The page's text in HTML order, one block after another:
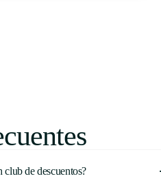
club de descuentos?